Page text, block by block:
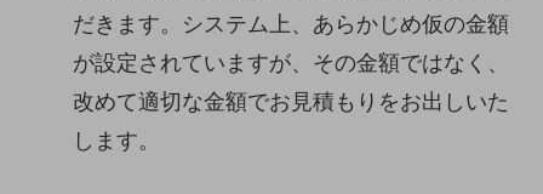
だきます。システム上、あらかじめ仮の金額
が設定されていますが、その金額ではなく、
改めて適切な金額でお見積もりをお出しいた
します。